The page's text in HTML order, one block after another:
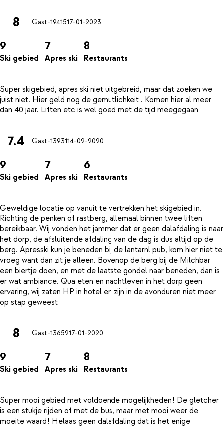
8 Gast-1941517-01-2023
9
Ski gebied
7
Apres ski
8
Restaurants
Super skigebied, apres ski niet uitgebreid, maar dat zoeken we
juist niet. Hier geld nog de gemutlichkeit . Komen hier al meer
7.4 Gast-1393114-02-2020
9
Ski gebied
7
Apres ski
6
Restaurants
Geweldige locatie op vanuit te vertrekken het skigebied in.
Richting de penken of rastberg, allemaal binnen twee liften
bereikbaar. Wij vonden het jammer dat er geen dalafdaling is naar
het dorp, de afsluitende afdaling van de dag is dus altijd op de
berg. Apresski kun je beneden bij de lantarnl pub, kom hier niet te
vroeg want dan zit je alleen. Bovenop de berg bij de Milchbar
een biertje doen, en met de laatste gondel naar beneden, dan is
er wat ambiance. Qua eten en nachtleven in het dorp geen
ervaring, wij zaten HP in hotel en zijn in de avonduren niet meer
8 Gast-1365217-01-2020
9
Ski gebied
7
Apres ski
8
Restaurants
Super mooi gebied met voldoende mogelijkheden! De gletcher
is een stukje rijden of met de bus, maar met mooi weer de
moeite waard! Helaas geen dalafdaling dat is het enige